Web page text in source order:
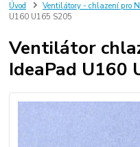
Úvod Ventilátory - chlazení pro
U160 U165 S205
Ventilátor
IdeaPad U160